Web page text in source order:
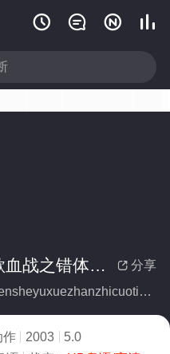
   
 分享
人蛇欲血战之错体美女蛇
别名：rensheyuxuezhanzhicuotimeinvshe
作 2003
5.0